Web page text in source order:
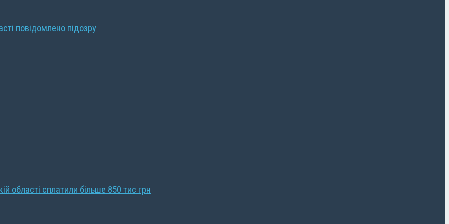
повідомлено підозру
області сплатили більше 850 тис грн